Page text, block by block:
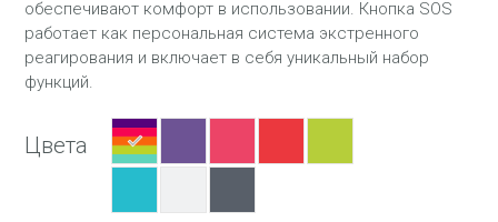
обеспечивают комфорт в использовании. Кнопка SOS
работает как персональная система экстренного
реагирования и включает в себя уникальный набор
функций.
Цвета